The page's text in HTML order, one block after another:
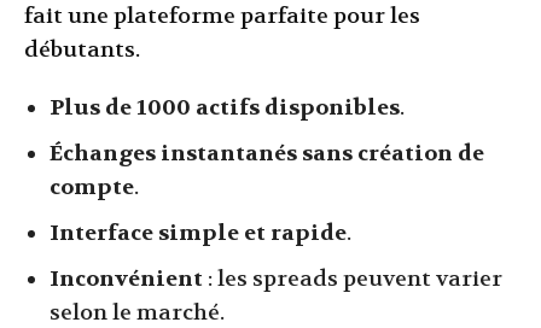
fait une plateforme parfaite pour les
débutants.
Plus de 1000 actifs disponibles.
Échanges instantanés sans création de
compte.
Interface simple et rapide.
Inconvénient : les spreads peuvent varier
selon le marché.